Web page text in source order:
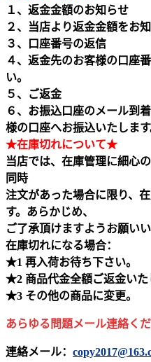
１、返金金額のお知らせ
２、当店より返金金額をお
３、口座番号の返信
４、返金先のお客様の口座
い。
５、ご返金
６、お振込口座のメール到
様の口座へお振込いたします
★在庫切れについて★
当店では、在庫管理に細心
同時
注文があった場合に限り、
す。あらかじめ、
ご了承頂けますようお願いい
在庫切れになる場合：
★1 再入荷お待ち下さい。
★2 商品代金全額ご返金いた
★3 その他の商品に変更。
あらゆる問題メール連絡く
連絡メール：